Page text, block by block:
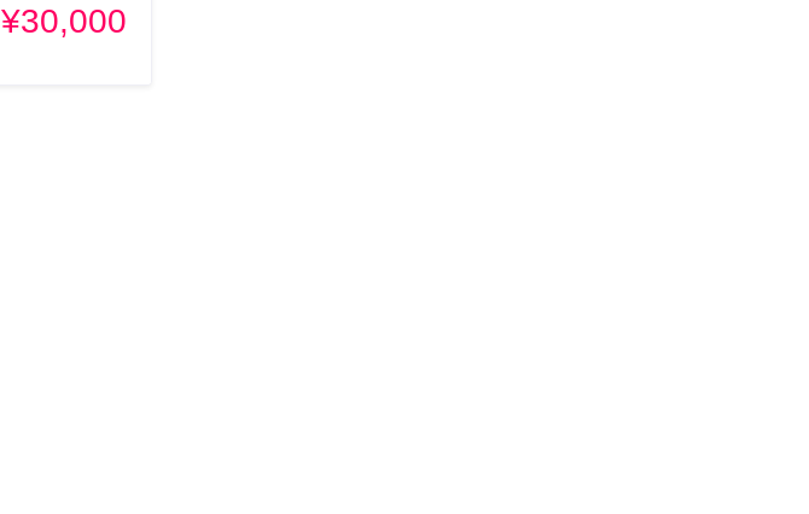
¥30,000